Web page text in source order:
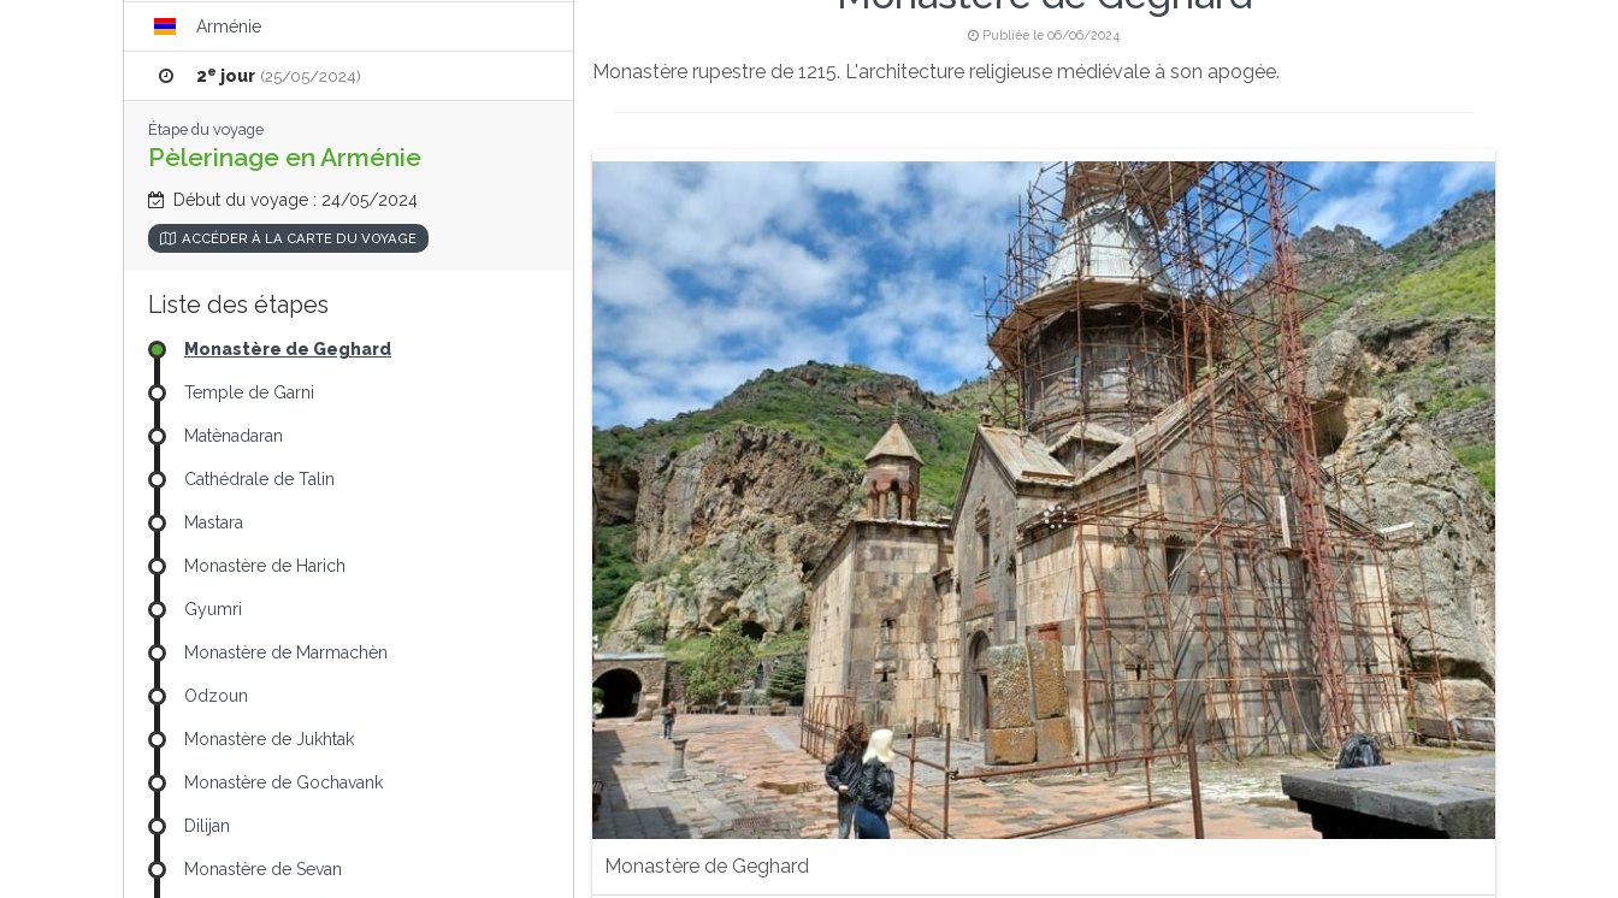
Publiée le 06/06/2024
Monastère rupestre de 1215. L'architecture religieuse médiévale à son apogée.
Monastère de Geghard
Arménie
2e jour (25/05/2024)
Étape du voyage
Pèlerinage en Arménie
Début du voyage : 24/05/2024
ACCÉDER À LA CARTE DU VOYAGE
Liste des étapes
Monastère de Geghard
Temple de Garni
Matènadaran
Cathédrale de Talin
Mastara
Monastère de Harich
Gyumri
Monastère de Marmachèn
Odzoun
Monastère de Jukhtak
Monastère de Gochavank
Dilijan
Monastère de Sevan